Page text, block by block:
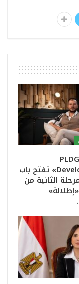
شركة «PLDG
Development» تفتح باب
الثانية من